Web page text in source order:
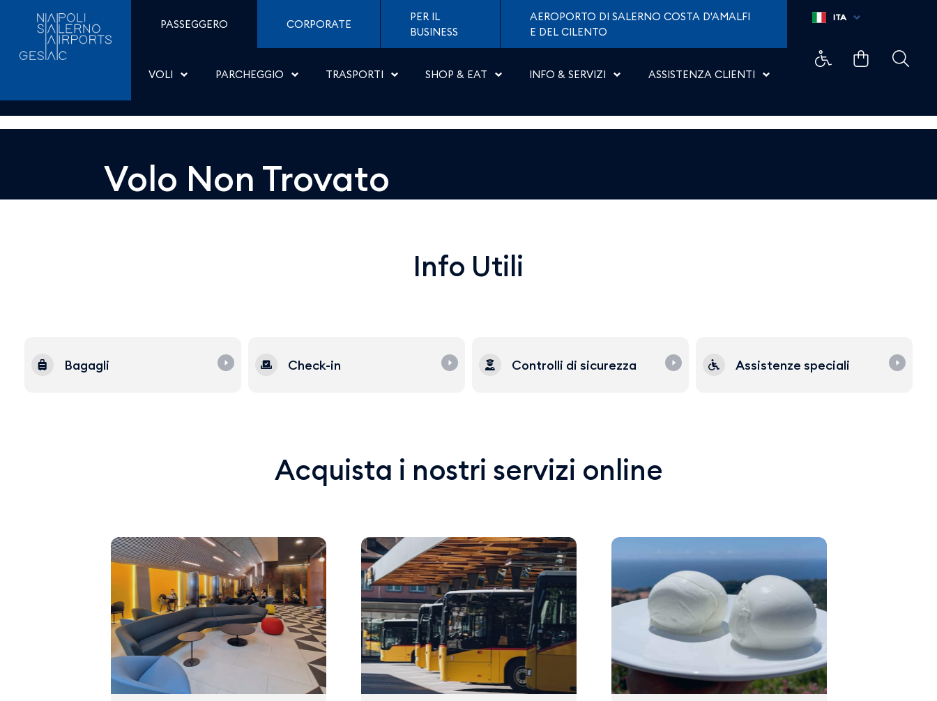
Salta al contenuto
Dettaglio - Aeroporti di Napoli
PASSEGGERO CORPORATE
PER IL
BUSINESS
AEROPORTO DI SALERNO COSTA D'AMALFI
E DEL CILENTO
VOLI PARCHEGGIO TRASPORTI SHOP & EAT INFO & SERVIZI ASSISTENZA CLIENTI
ITA
Volo Non Trovato
Info Utili
Bagagli Check-in Controlli di sicurezza Assistenze speciali
Acquista i nostri servizi online